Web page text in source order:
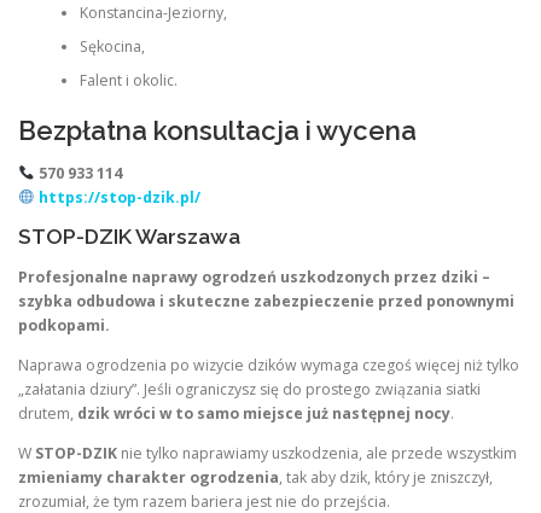
Konstancina-Jeziorny,
Sękocina,
Falent i okolic.
Bezpłatna konsultacja i wycena
570 933 114
https://stop-dzik.pl/
STOP-DZIK Warszawa
Profesjonalne naprawy ogrodzeń uszkodzonych przez dziki –
szybka odbudowa i skuteczne zabezpieczenie przed ponownymi
podkopami.
Naprawa ogrodzenia po wizycie dzików wymaga czegoś więcej niż tylko
„załatania dziury”. Jeśli ograniczysz się do prostego związania siatki
drutem, dzik wróci w to samo miejsce już następnej nocy.
W STOP-DZIK nie tylko naprawiamy uszkodzenia, ale przede wszystkim
zmieniamy charakter ogrodzenia, tak aby dzik, który je zniszczył,
zrozumiał, że tym razem bariera jest nie do przejścia.